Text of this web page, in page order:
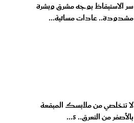
سر الاستيقاظ بوجه مشرق وبشرة
مشدودة.. عادات مسائية...
لا تتخلصي من ملابسك المبقعة
بالأصفر من التعرق.. 5...